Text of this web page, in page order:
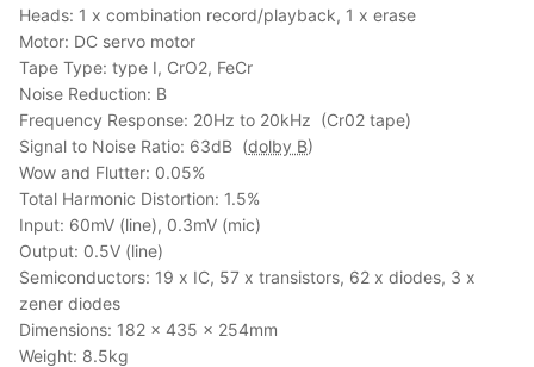
Heads: 1 x combination record/playback, 1 x erase
Motor: DC servo motor
Tape Type: type I, CrO2, FeCr
Noise Reduction: B
Frequency Response: 20Hz to 20kHz (Cr02 tape)
Signal to Noise Ratio: 63dB (dolby B)
Wow and Flutter: 0.05%
Total Harmonic Distortion: 1.5%
Input: 60mV (line), 0.3mV (mic)
Output: 0.5V (line)
Semiconductors: 19 x IC, 57 x transistors, 62 x diodes, 3 x
zener diodes
Dimensions: 182 x 435 x 254mm
Weight: 8.5kg